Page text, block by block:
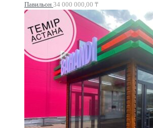
Павильон 34 000 000,00 ₸